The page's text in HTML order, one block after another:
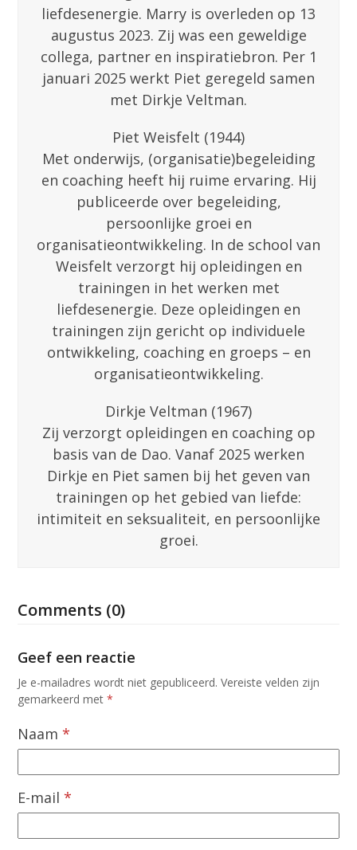
liefdesenergie. Marry is overleden op 13
augustus 2023. Zij was een geweldige
collega, partner en inspiratiebron. Per 1
januari 2025 werkt Piet geregeld samen
met Dirkje Veltman.
Piet Weisfelt (1944)
Met onderwijs, (organisatie)begeleiding
en coaching heeft hij ruime ervaring. Hij
publiceerde over begeleiding,
persoonlijke groei en
organisatieontwikkeling. In de school van
Weisfelt verzorgt hij opleidingen en
trainingen in het werken met
liefdesenergie. Deze opleidingen en
trainingen zijn gericht op individuele
ontwikkeling, coaching en groeps – en
organisatieontwikkeling.
Dirkje Veltman (1967)
Zij verzorgt opleidingen en coaching op
basis van de Dao. Vanaf 2025 werken
Dirkje en Piet samen bij het geven van
trainingen op het gebied van liefde:
intimiteit en seksualiteit, en persoonlijke
groei.
Comments (0)
Geef een reactie
Je e-mailadres wordt niet gepubliceerd. Vereiste velden zijn
gemarkeerd met*
Naam*
E-mail*